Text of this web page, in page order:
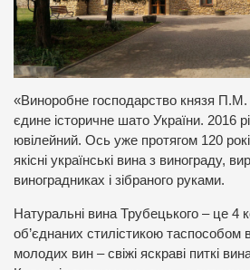
«Виноробне господарство князя П.М.
єдине історичне шато України. 2016
ювілейний. Ось уже протягом 120
якісні українські вина з винограду,
виноградниках і зібраного руками.
Натуральні вина Трубецького – це 4
об’єднаних стилістикою таспособом
молодих вин – свіжі яскраві питкі